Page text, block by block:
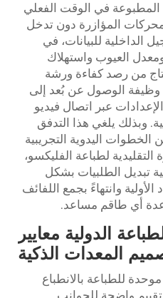
المطبوعة في الوقت الفعلي
المؤازرة دون تدخل
للبيانات، في
العيوب واستهلاك
من رصد كفاءة ورشة
وظيفة الوصول عن بُعد إلى
الإعدادات عبر اتصال فيديو
وبذلك يلغي هذا التدفق
اليدوية التجريبية
التقليدية لطباعة الفليكسو،
تبديل الطلبيات بشكل
وانتهاءً بجمع اللفائف
أي طاقم مساعد.
الدولية معايير
المعدات الذكية
للطباعة بالانطباع